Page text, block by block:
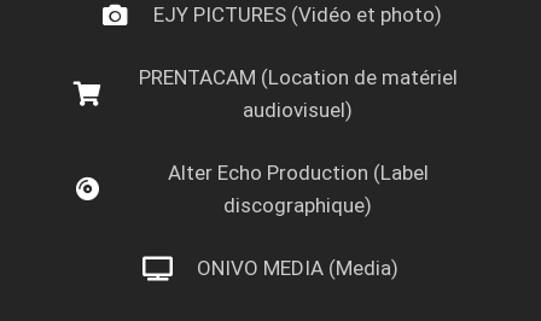
EJY PICTURES (Vidéo et photo)
PRENTACAM (Location de matériel
audiovisuel)
Alter Echo Production (Label
discographique)
ONIVO MEDIA (Media)